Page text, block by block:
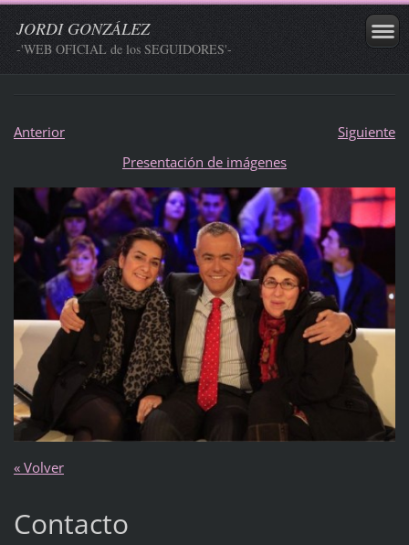
JORDI GONZÁLEZ
-'WEB OFICIAL de los SEGUIDORES'-
Anterior
Siguiente
Presentación de imágenes
« Volver
Contacto